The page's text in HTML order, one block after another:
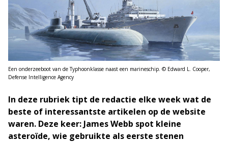
Een onderzeeboot van de Typhoonklasse naast een marineschip. © Edward L. Cooper,
Defense Intelligence Agency
In deze rubriek tipt de redactie elke week wat de
beste of interessantste artikelen op de website
waren. Deze keer: James Webb spot kleine
asteroïde, wie gebruikte als eerste stenen